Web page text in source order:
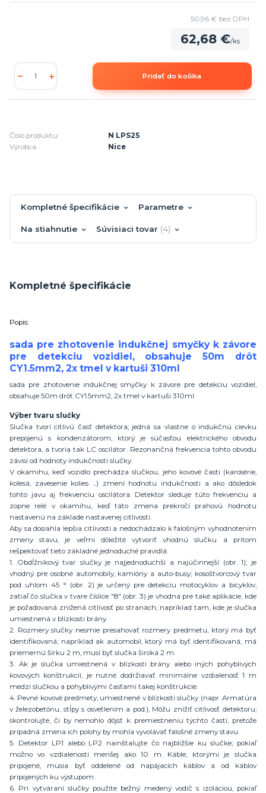
62,68 €/ks
50,96 € bez DPH
Pridať do košíka
Číslo produktu:
N LPS25
Výrobca:
Nice
Kompletné špecifikácie Parametre
Na stiahnutie Súvisiaci tovar 4
Kompletné špecifikácie
Popis:
sada pre zhotovenie indukčnej smyčky k závore
pre detekciu vozidiel, obsahuje 50m drôt
CY1.5mm2, 2x tmel v kartuši 310ml
sada pre zhotovenie indukčnej smyčky k závore pre detekciu vozidiel,
obsahuje 50m drôt CY1.5mm2, 2x tmel v kartuši 310ml
Výber tvaru slučky
Slučka tvorí citlivú časť detektora; jedná sa vlastne o indukčnú cievku
prepojenú s kondenzátorom, ktorý je súčasťou elektrického obvodu
detektora, a tvoria tak LC oscilátor. Rezonančná frekvencia tohto obvodu
závisí od hodnoty indukčnosti slučky.
V okamihu, keď vozidlo prechádza slučkou, jeho kovové časti (karosérie,
kolesá, zavesenie kolies ...) zmení hodnotu indukčnosti a ako dôsledok
tohto javu aj frekvenciu oscilátora. Detektor sleduje túto frekvenciu a
zopne relé v okamihu, keď táto zmena prekročí prahovú hodnotu
nastavenú na základe nastavenej citlivosti.
Aby sa dosiahla lepšia citlivosti a nedochádzalo k falošným vyhodnotením
zmeny stavu, je veľmi dôležité vytvoriť vhodnú slučku a pritom
rešpektovať tieto základné jednoduché pravidlá:
1. Obdĺžnikový tvar slučky je najjednoduchší a najúčinnejší (obr. 1); je
vhodný pre osobné automobily, kamióny a auto-busy; kosoštvorcový tvar
pod uhlom 45 ° (obr. 2) je určený pre detekciu motocyklov a bicyklov;
zatiaľ čo slučka v tvare číslice "8" (obr. 3) je vhodná pre také aplikácie, kde
je požadovaná znížená citlivosť po stranách; napríklad tam, kde je slučka
umiestnená v blízkosti brány.
2. Rozmery slučky nesmie presahovať rozmery predmetu, ktorý má byť
identifikovaná; napríklad ak automobil, ktorý má byť identifikovaná, má
priemernú šírku 2 m, musí byť slučka široká 2 m.
3. Ak je slučka umiestnená v blízkosti brány alebo iných pohyblivých
kovových konštrukcií, je nutné dodržiavať minimálne vzdialenosť 1 m
medzi slučkou a pohyblivými časťami takej konštrukcie.
4. Pevné kovové predmety, umiestnené v blízkosti slučky (napr. Armatúra
v železobetónu, stĺpy s osvetlením a pod.), Môžu znížiť citlivosť detektoru;
skontrolujte, či by nemohlo dôjsť k premiestneniu týchto častí, pretože
prípadná zmena ich polohy by mohla vyvolávať falošné zmeny stavu.
5. Detektor LP1 alebo LP2 nainštalujte čo najbližšie ku slučke; pokiaľ
možno vo vzdialenosti menšej ako 10 m. Káble, ktorými je slučka
pripojené, musia byť oddelené od napájacích káblov a od káblov
pripojených ku výstupom.
6. Pri vytváraní slučky použite bežný medený vodič s izoláciou, pokiaľ